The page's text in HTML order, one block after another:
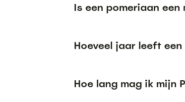
Is een pomeriaan een
Hoeveel jaar leeft
Hoe lang mag ik mijn